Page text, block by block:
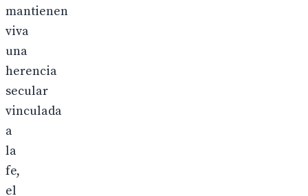
mantienen
viva
una
herencia
secular
vinculada
a
la
fe,
el